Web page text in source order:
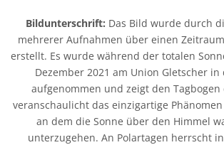
Bildunterschrift: Das Bild wurde durch
mehrerer Aufnahmen über einen
erstellt. Es wurde während der totalen
Dezember 2021 am Union Gletscher
aufgenommen und zeigt den Tagbogen
veranschaulicht das einzigartige
an dem die Sonne über den Himmel
unterzugehen. An Polartagen herrscht